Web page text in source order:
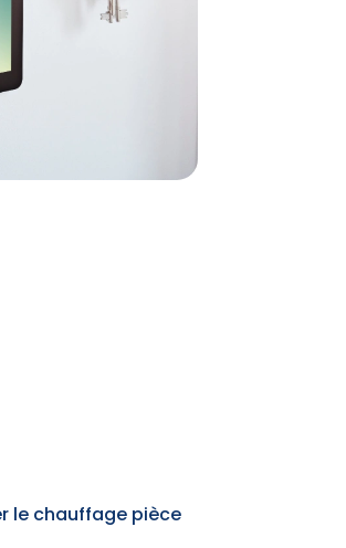
le chauffage pièce